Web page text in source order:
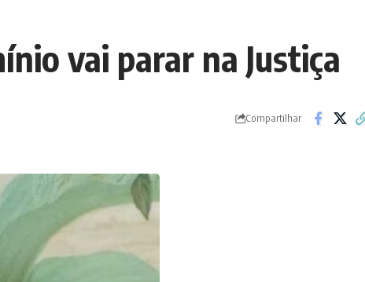
vai parar na Justiça
Compartilhar